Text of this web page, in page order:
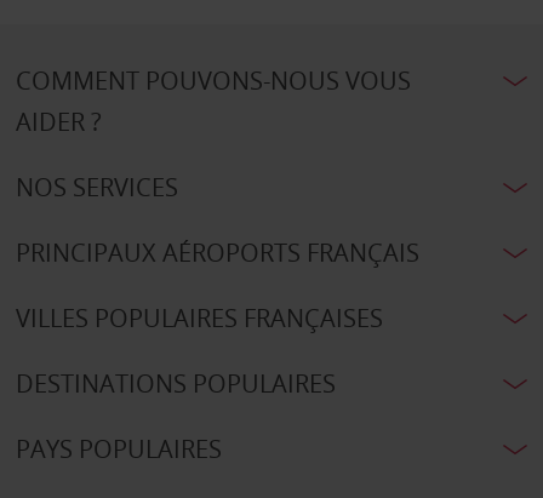
COMMENT POUVONS-NOUS VOUS
AIDER ?
NOS SERVICES
PRINCIPAUX AÉROPORTS FRANÇAIS
VILLES POPULAIRES FRANÇAISES
DESTINATIONS POPULAIRES
PAYS POPULAIRES